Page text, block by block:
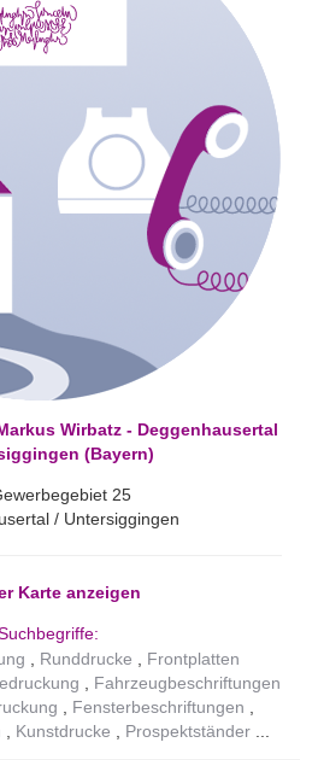
Wirbatz - Deggenhausertal
(Bayern)
25
/ Untersiggingen
Karte anzeigen
Runddrucke
Frontplatten
Fahrzeugbeschriftungen
Fensterbeschriftungen
Kunstdrucke Prospektständer